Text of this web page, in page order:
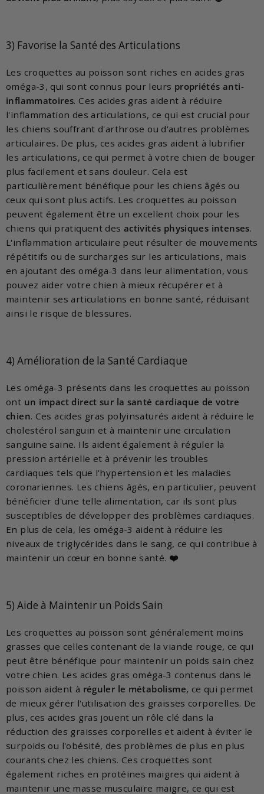
3) Favorise la Santé des Articulations
Les croquettes au poisson sont riches en acides gras
oméga-3, qui sont connus pour leurs propriétés anti-
inflammatoires. Ces acides gras aident à réduire
l'inflammation des articulations, ce qui est crucial pour
les chiens souffrant d'arthrose ou d'autres problèmes
articulaires. De plus, ces acides gras aident à lubrifier
les articulations, ce qui permet à votre chien de bouger
plus facilement et sans douleur. Cela est
particulièrement bénéfique pour les chiens âgés ou
ceux qui sont plus actifs. Les croquettes au poisson
peuvent également être un excellent choix pour les
chiens qui pratiquent des activités physiques intenses.
L'inflammation articulaire peut résulter de mouvements
répétitifs ou de surcharges sur les articulations, mais
en ajoutant des oméga-3 dans leur alimentation, vous
pouvez aider votre chien à mieux récupérer et à
maintenir ses articulations en bonne santé, réduisant
ainsi le risque de blessures.
4) Amélioration de la Santé Cardiaque
Les oméga-3 présents dans les croquettes au poisson
ont un impact direct sur la santé cardiaque de votre
chien. Ces acides gras polyinsaturés aident à réduire le
cholestérol sanguin et à maintenir une circulation
sanguine saine. Ils aident également à réguler la
pression artérielle et à prévenir les troubles
cardiaques tels que l'hypertension et les maladies
coronariennes. Les chiens âgés, en particulier, peuvent
bénéficier d'une telle alimentation, car ils sont plus
susceptibles de développer des problèmes cardiaques.
En plus de cela, les oméga-3 aident à réduire les
niveaux de triglycérides dans le sang, ce qui contribue à
maintenir un cœur en bonne santé. ❤️
5) Aide à Maintenir un Poids Sain
Les croquettes au poisson sont généralement moins
grasses que celles contenant de la viande rouge, ce qui
peut être bénéfique pour maintenir un poids sain chez
votre chien. Les acides gras oméga-3 contenus dans le
poisson aident à réguler le métabolisme, ce qui permet
de mieux gérer l'utilisation des graisses corporelles. De
plus, ces acides gras jouent un rôle clé dans la
réduction des graisses corporelles et aident à éviter le
surpoids ou l'obésité, des problèmes de plus en plus
courants chez les chiens. Ces croquettes sont
également riches en protéines maigres qui aident à
maintenir une masse musculaire maigre, ce qui est